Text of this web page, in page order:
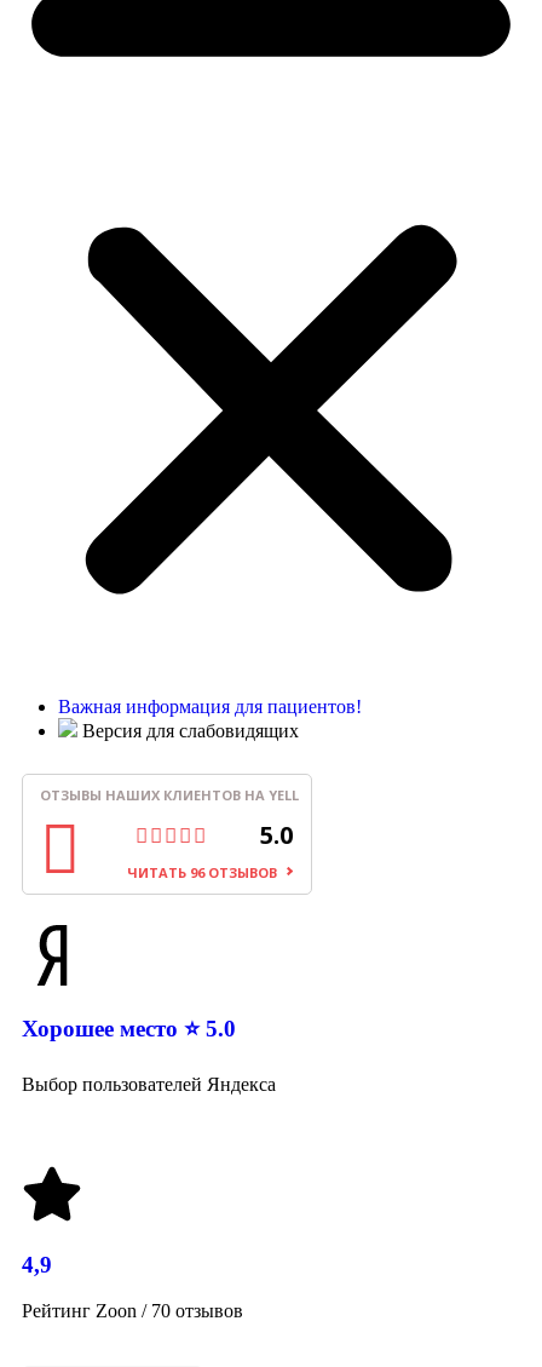
Важная информация для пациентов!
Версия для слабовидящих
ОТЗЫВЫ НАШИХ КЛИЕНТОВ НА YELL
5.0
ЧИТАТЬ 96 ОТЗЫВОВ
Хорошее место ⭐ 5.0
Выбор пользователей Яндекса
4,9
Рейтинг Zoon / 70 отзывов